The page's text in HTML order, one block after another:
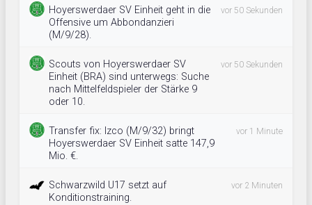
Hoyerswerdaer SV Einheit geht in die
Offensive um Abbondanzieri
(M/9/28).
vor 50 Sekunden
Scouts von Hoyerswerdaer SV
Einheit (BRA) sind unterwegs: Suche
nach Mittelfeldspieler der Stärke 9
oder 10.
vor 50 Sekunden
Transfer fix: Izco (M/9/32) bringt
Hoyerswerdaer SV Einheit satte 147,9
Mio. €.
vor 1 Minute
Schwarzwild U17 setzt auf
Konditionstraining.
vor 2 Minuten